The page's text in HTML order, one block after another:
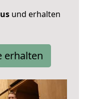
und erhalten
erhalten